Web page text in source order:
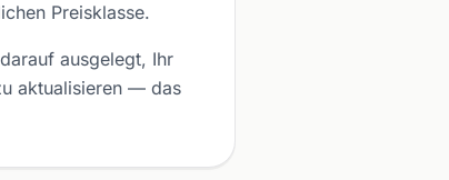
Preisklasse.
ausgelegt, Ihr
aktualisieren — das